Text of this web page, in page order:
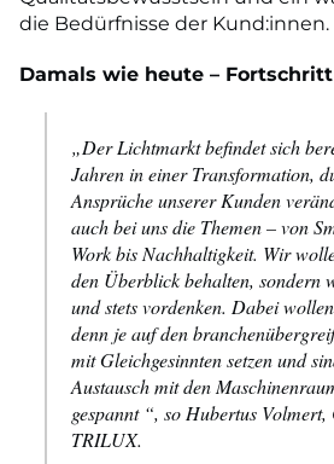
die Bedürfnisse der Kund:innen.
Damals wie heute –
„Der Lichtmarkt befindet sich
Jahren in einer Transformation,
Ansprüche unserer Kunden
auch bei uns die Themen – von
Work bis Nachhaltigkeit. Wir
den Überblick behalten, sondern
und stets vordenken. Dabei
denn je auf den
mit Gleichgesinnten setzen und
Austausch mit den
gespannt “, so Hubertus
TRILUX.